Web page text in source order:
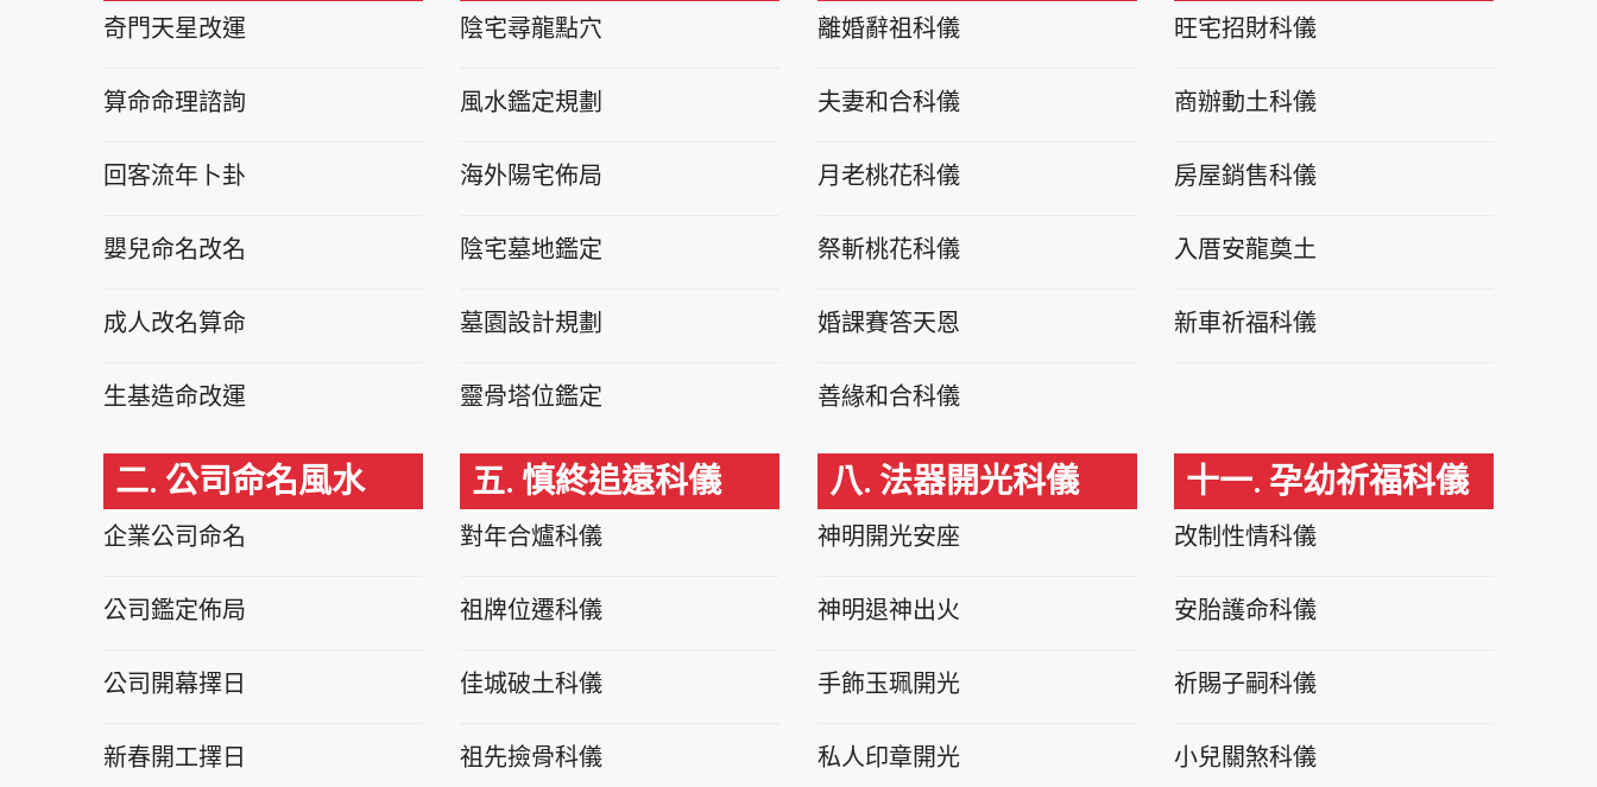
奇門天星改運
算命命理諮詢
回客流年卜卦
嬰兒命名改名
成人改名算命
生基造命改運
二. 公司命名風水
企業公司命名
公司鑑定佈局
公司開幕擇日
新春開工擇日
陰宅尋龍點穴
風水鑑定規劃
海外陽宅佈局
陰宅墓地鑑定
墓園設計規劃
靈骨塔位鑑定
五. 慎終追遠科儀
對年合爐科儀
祖牌位遷科儀
佳城破土科儀
祖先撿骨科儀
離婚辭祖科儀
夫妻和合科儀
月老桃花科儀
祭斬桃花科儀
婚課賽答天恩
善緣和合科儀
八. 法器開光科儀
神明開光安座
神明退神出火
手飾玉珮開光
私人印章開光
旺宅招財科儀
商辦動土科儀
房屋銷售科儀
入厝安龍奠土
新車祈福科儀
十一. 孕幼祈福科儀
改制性情科儀
安胎護命科儀
祈賜子嗣科儀
小兒關煞科儀